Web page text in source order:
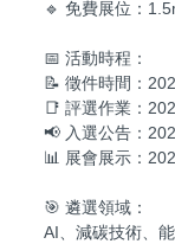
🔹 免費展位：
📅 活動時程：
📝 徵件時間：
📑 評選作業：
📢 入選公告：
📊 展會展示：
🎯 遴選領域：
AI、減碳技術、